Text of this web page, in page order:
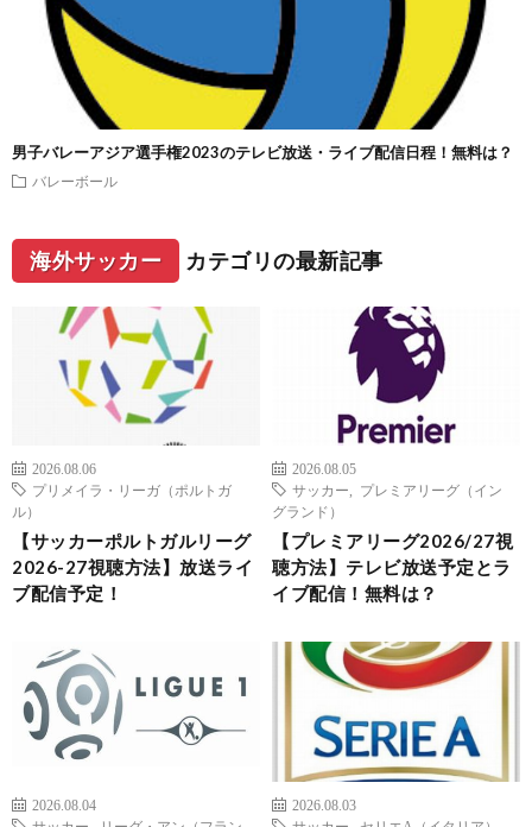
男子バレーアジア選手権2023のテレビ放送・ライブ配信日程！無料は？
バレーボール
海外サッカー カテゴリの最新記事
2026.08.06
プリメイラ・リーガ（ポルトガ
ル）
【サッカーポルトガルリーグ
2026-27視聴方法】放送ライ
ブ配信予定！
2026.08.05
サッカー
プレミアリーグ（イン
グランド）
【プレミアリーグ2026/27視
聴方法】テレビ放送予定とラ
イブ配信！無料は？
2026.08.04
2026.08.03